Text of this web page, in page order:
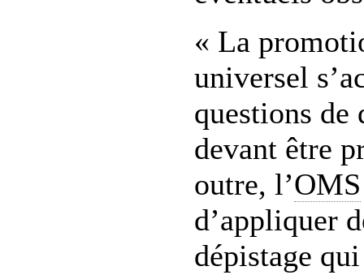
« La
universel
questions de
devant être
outre, l’OMS
d’appliquer
dépistage